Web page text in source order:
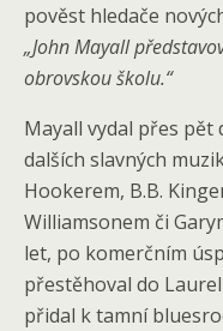
pověst hledače
„John Mayall
obrovskou školu.“
Mayall vydal přes pět
dalších slavných
Hookerem, B.B.
Williamsonem či
let, po komerčním
přestěhoval do
přidal k tamní